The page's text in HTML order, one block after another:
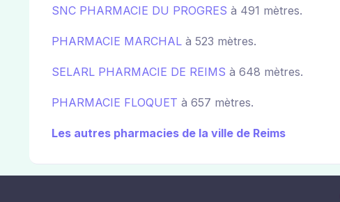
SNC PHARMACIE DU PROGRES à 491 mètres.
PHARMACIE MARCHAL à 523 mètres.
SELARL PHARMACIE DE REIMS à 648 mètres.
PHARMACIE FLOQUET à 657 mètres.
Les autres pharmacies de la ville de Reims